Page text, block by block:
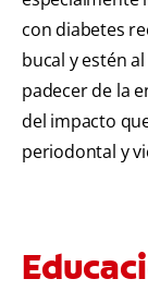
con diabetes
bucal y estén
padecer de la
del impacto
periodontal y